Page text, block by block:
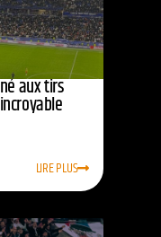
aux tirs
LIRE PLUS